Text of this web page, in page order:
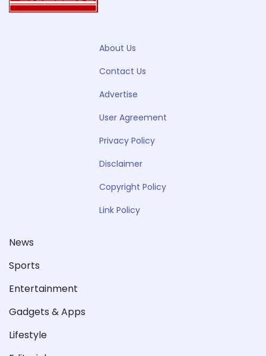
About Us
Contact Us
Advertise
User Agreement
Privacy Policy
Disclaimer
Copyright Policy
Link Policy
News
Sports
Entertainment
Gadgets & Apps
Lifestyle